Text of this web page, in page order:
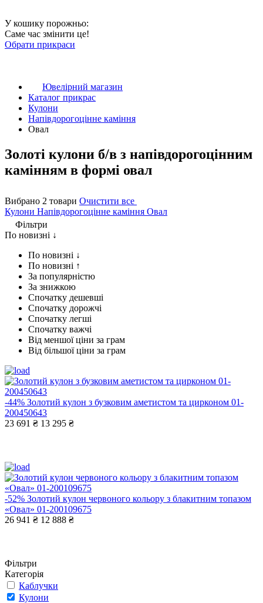
У кошику порожньо:
Саме час змінити це!
Обрати прикраси
Ювелірний магазин
Каталог прикрас
Кулони
Напівдорогоцінне каміння
Овал
Золоті кулони б/в з напівдорогоцінним
камінням в формі овал
Вибрано 2 товари Очистити все
Кулони Напівдорогоцінне каміння Овал
Фільтри
По новизні ↓
По новизні ↓
По новизні ↑
За популярністю
За знижкою
Спочатку дешевші
Спочатку дорожчі
Спочатку легші
Спочатку важчі
Від меншої ціни за грам
Від більшої ціни за грам
-44% Золотий кулон з бузковим аметистом та цирконом 01-
200450643
23 691 ₴ 13 295 ₴
-52% Золотий кулон червоного кольору з блакитним топазом
«Овал» 01-200109675
26 941 ₴ 12 888 ₴
Фільтри
Категорія
Каблучки
Кулони